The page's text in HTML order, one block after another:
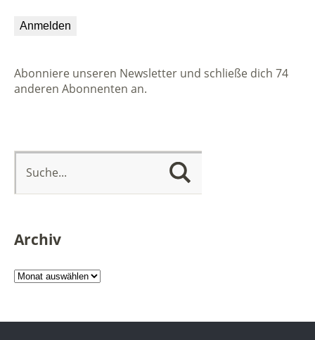
Abonniere unseren Newsletter und schließe dich 74
anderen Abonnenten an.
Archiv